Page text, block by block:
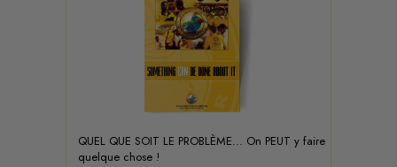
QUEL QUE SOIT LE PROBLÈME... On PEUT y faire
quelque chose !